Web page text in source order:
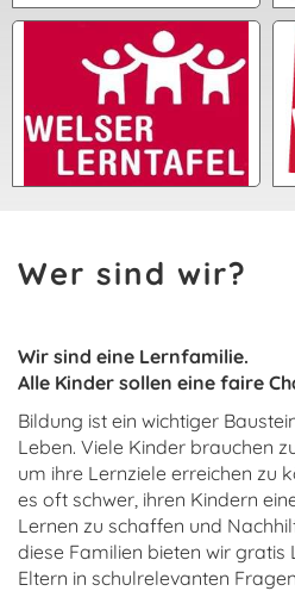
Wer sind wir?
Wir sind eine Lernfamilie.
Alle Kinder sollen eine faire
Bildung ist ein wichtiger
Leben. Viele Kinder brauchen
um ihre Lernziele erreichen zu
es oft schwer, ihren Kindern
Lernen zu schaffen und
diese Familien bieten wir gratis
Eltern in schulrelevanten